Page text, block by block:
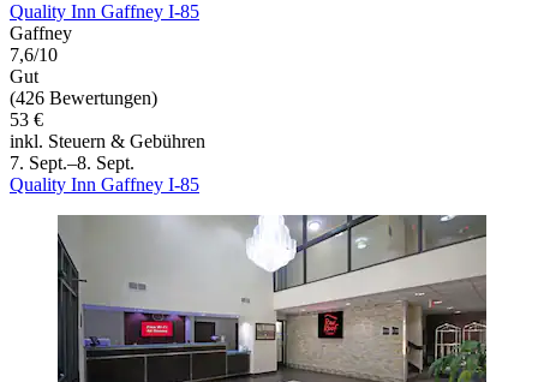
Quality Inn Gaffney I-85
Gaffney
7,6/10
Gut
(426 Bewertungen)
53 €
inkl. Steuern & Gebühren
7. Sept.–8. Sept.
Quality Inn Gaffney I-85